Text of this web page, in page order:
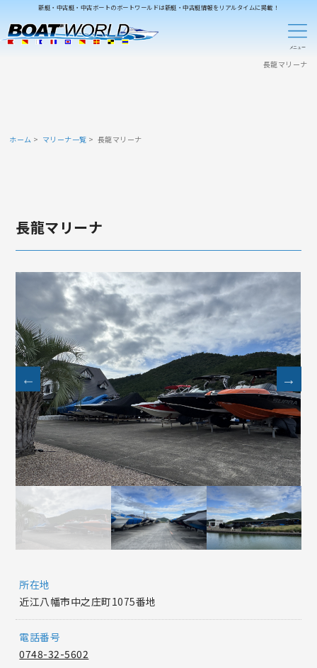
新艇・中古艇・中古ボートのボートワールドは新艇・中古艇情報をリアルタイムに掲載！
長龍マリーナ
ホーム マリーナ一覧 長龍マリーナ
長龍マリーナ
所在地
近江八幡市中之庄町1075番地
電話番号
0748-32-5602